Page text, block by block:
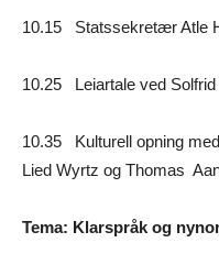
10.15 Statssekretær Atle
10.25 Leiartale ved Solfrid
10.35 Kulturell opning
Lied Wyrtz og Thomas
Tema: Klarspråk og